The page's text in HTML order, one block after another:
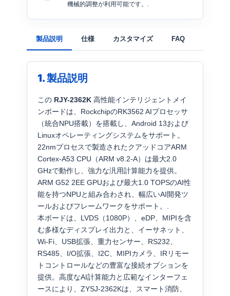
機械的調整が利用可能です。.
製品説明 仕様 カスタマイズ FAQ
1. 製品説明
この RJY-2362K 高性能インテリジェントメイ
ンボードは、RockchipのRK3562 AIプロセッサ
（統合NPU搭載）を搭載し、Android 13および
Linuxオペレーティングシステムをサポート。
22nmプロセスで製造されたクアッドコアARM
Cortex-A53 CPU（ARM v8.2-A）は最大2.0
GHzで動作し、強力な汎用計算能力を提供。
ARM G52 2EE GPUおよび最大1.0 TOPSのAI性
能を持つNPUと組み合わされ、幅広いAI開発ツ
ールおよびフレームワークをサポート。.
本ボードは、LVDS（1080P）、eDP、MIPIを含
む多様なディスプレイ出力と、イーサネット、
Wi-Fi、USB拡張、重力センサー、RS232、
RS485、I/O拡張、I2C、MIPIカメラ、IRリモー
トコントロールなどの豊富な接続オプションを
提供。高度なAI計算能力と広範なインターフェ
ースにより、ZYSJ-2362Kは、スマート消防、